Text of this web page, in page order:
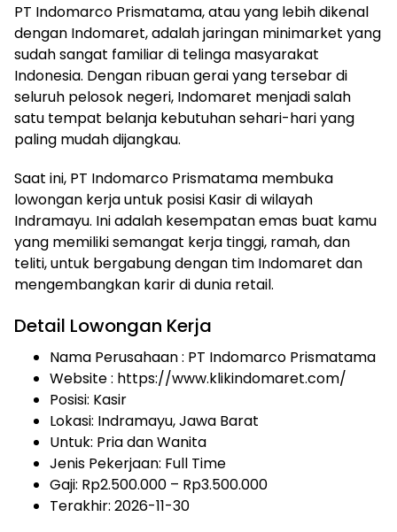
PT Indomarco Prismatama, atau yang lebih dikenal
dengan Indomaret, adalah jaringan minimarket yang
sudah sangat familiar di telinga masyarakat
Indonesia. Dengan ribuan gerai yang tersebar di
seluruh pelosok negeri, Indomaret menjadi salah
satu tempat belanja kebutuhan sehari-hari yang
paling mudah dijangkau.
Saat ini, PT Indomarco Prismatama membuka
lowongan kerja untuk posisi Kasir di wilayah
Indramayu. Ini adalah kesempatan emas buat kamu
yang memiliki semangat kerja tinggi, ramah, dan
teliti, untuk bergabung dengan tim Indomaret dan
mengembangkan karir di dunia retail.
Detail Lowongan Kerja
Nama Perusahaan : PT Indomarco Prismatama
Website : https://www.klikindomaret.com/
Posisi: Kasir
Lokasi: Indramayu, Jawa Barat
Untuk: Pria dan Wanita
Jenis Pekerjaan: Full Time
Gaji: Rp2.500.000 – Rp3.500.000
Terakhir: 2026-11-30